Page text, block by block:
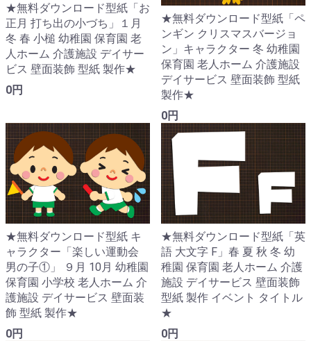
★無料ダウンロード型紙「お
正月 打ち出の小づち」１月
冬 春 小槌 幼稚園 保育園 老
人ホーム 介護施設 デイサー
ビス 壁面装飾 型紙 製作★
0円
★無料ダウンロード型紙「ペ
ンギン クリスマスバージョ
ン」キャラクター 冬 幼稚園
保育園 老人ホーム 介護施設
デイサービス 壁面装飾 型紙
製作★
0円
★無料ダウンロード型紙 キ
ャラクター「楽しい運動会
男の子①」 ９月 10月 幼稚園
保育園 小学校 老人ホーム 介
護施設 デイサービス 壁面装
飾 型紙 製作★
0円
★無料ダウンロード型紙「英
語 大文字 F」春 夏 秋 冬 幼
稚園 保育園 老人ホーム 介護
施設 デイサービス 壁面装飾
型紙 製作 イベント タイトル
★
0円